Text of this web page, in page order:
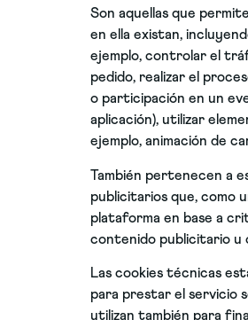
Son aquellas que
en ella existan,
ejemplo, controlar el
pedido, realizar el
o participación en un
aplicación), utilizar
ejemplo, animación de
También pertenecen a
publicitarios que, como
plataforma en base a
contenido publicitario u
Las cookies técnicas
para prestar el servicio
utilizan también para